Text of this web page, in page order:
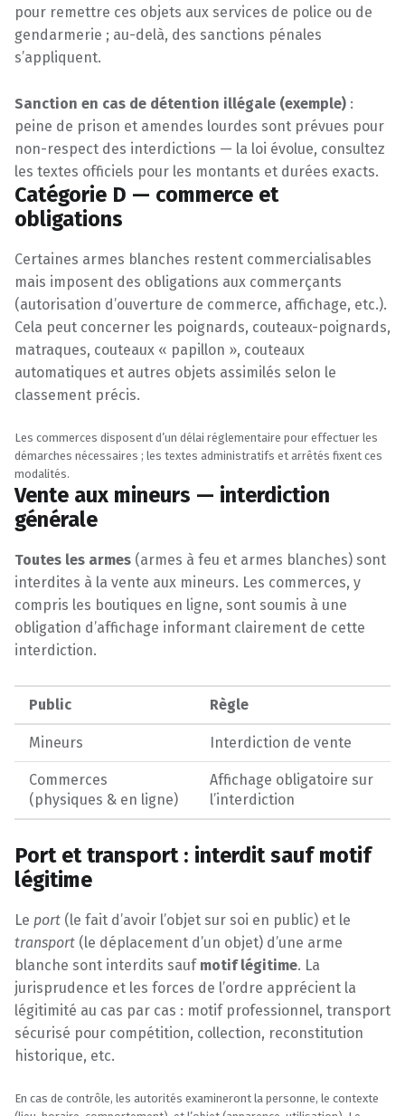
pour remettre ces objets aux services de police ou de
gendarmerie ; au-delà, des sanctions pénales
s’appliquent.
Sanction en cas de détention illégale (exemple) :
peine de prison et amendes lourdes sont prévues pour
non-respect des interdictions — la loi évolue, consultez
les textes officiels pour les montants et durées exacts.
Catégorie D — commerce et
obligations
Certaines armes blanches restent commercialisables
mais imposent des obligations aux commerçants
(autorisation d’ouverture de commerce, affichage, etc.).
Cela peut concerner les poignards, couteaux-poignards,
matraques, couteaux « papillon », couteaux
automatiques et autres objets assimilés selon le
classement précis.
Les commerces disposent d’un délai réglementaire pour effectuer les
démarches nécessaires ; les textes administratifs et arrêtés fixent ces
modalités.
Vente aux mineurs — interdiction
générale
Toutes les armes (armes à feu et armes blanches) sont
interdites à la vente aux mineurs. Les commerces, y
compris les boutiques en ligne, sont soumis à une
obligation d’affichage informant clairement de cette
interdiction.
Public Règle
Mineurs Interdiction de vente
Commerces
(physiques & en ligne)
Affichage obligatoire sur
l’interdiction
Port et transport : interdit sauf motif
légitime
Le port (le fait d’avoir l’objet sur soi en public) et le
transport (le déplacement d’un objet) d’une arme
blanche sont interdits sauf motif légitime. La
jurisprudence et les forces de l’ordre apprécient la
légitimité au cas par cas : motif professionnel, transport
sécurisé pour compétition, collection, reconstitution
historique, etc.
En cas de contrôle, les autorités examineront la personne, le contexte